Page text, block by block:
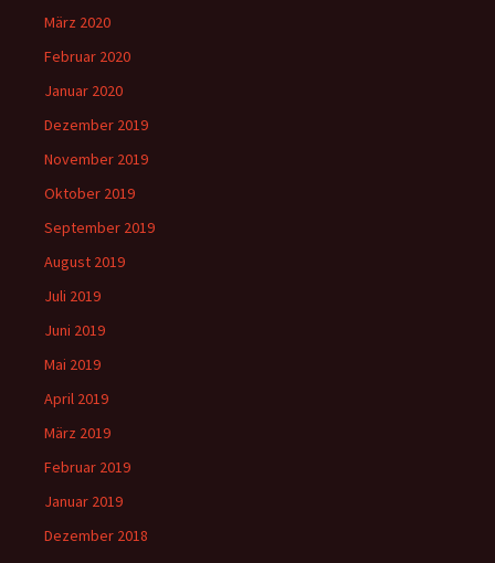
März 2020
Februar 2020
Januar 2020
Dezember 2019
November 2019
Oktober 2019
September 2019
August 2019
Juli 2019
Juni 2019
Mai 2019
April 2019
März 2019
Februar 2019
Januar 2019
Dezember 2018